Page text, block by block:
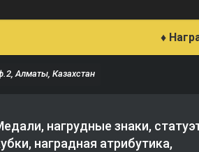
♦
Алматы, Казахстан
нагрудные знаки,
наградная атрибутика,